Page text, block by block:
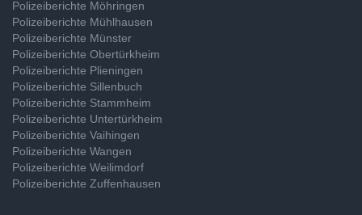
Polizeiberichte Möhringen
Polizeiberichte Mühlhausen
Polizeiberichte Münster
Polizeiberichte Obertürkheim
Polizeiberichte Plieningen
Polizeiberichte Sillenbuch
Polizeiberichte Stammheim
Polizeiberichte Untertürkheim
Polizeiberichte Vaihingen
Polizeiberichte Wangen
Polizeiberichte Weilimdorf
Polizeiberichte Zuffenhausen